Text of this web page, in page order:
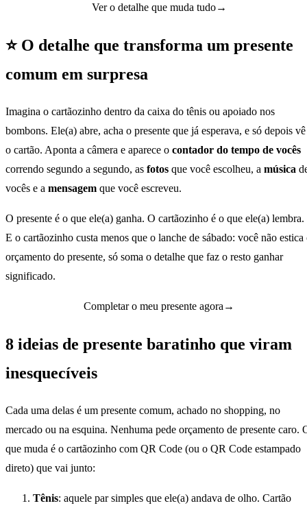
Ver o detalhe que muda tudo→
⭐ O detalhe que transforma um presente
comum em surpresa
Imagina o cartãozinho dentro da caixa do tênis ou apoiado nos
bombons. Ele(a) abre, acha o presente que já esperava, e só depois vê
o cartão. Aponta a câmera e aparece o contador do tempo de vocês
correndo segundo a segundo, as fotos que você escolheu, a música
vocês e a mensagem que você escreveu.
O presente é o que ele(a) ganha. O cartãozinho é o que ele(a) lembra.
E o cartãozinho custa menos que o lanche de sábado: você não estica
orçamento do presente, só soma o detalhe que faz o resto ganhar
significado.
Completar o meu presente agora →
8 ideias de presente baratinho que viram
inesquecíveis
Cada uma delas é um presente comum, achado no shopping, no
mercado ou na esquina. Nenhuma pede orçamento de presente caro.
que muda é o cartãozinho com QR Code (ou o QR Code estampado
direto) que vai junto:
Tênis: aquele par simples que ele(a) andava de olho. Cartão